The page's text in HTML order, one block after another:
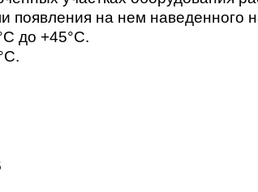
появления на нем наведенного
до +45°С.